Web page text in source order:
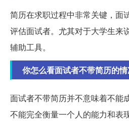
简历在求职过程中非常关键，面
评估面试者。尤其对于大学生来
辅助工具。
你怎么看面试者不带简历的
面试者不带简历并不意味着不能
不能完全衡量一个人的能力和表